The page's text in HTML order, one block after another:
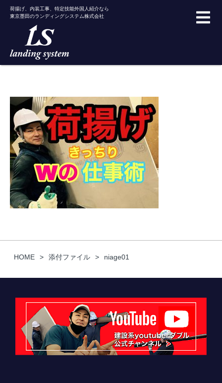
荷揚げ、内装工事、特定技能外国人紹介なら
東京墨田のランディングシステム株式会社
HOME 添付ファイル niage01